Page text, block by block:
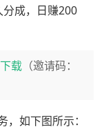
成，日赚200
载（邀请码：
如下图所示：